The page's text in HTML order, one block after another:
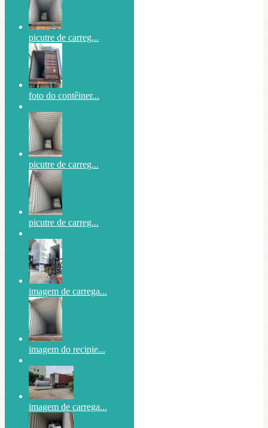
picutre de carreg...
foto do contêiner...
picutre de carreg...
picutre de carreg...
imagem de carrega...
imagem do recipie...
imagem de carrega...